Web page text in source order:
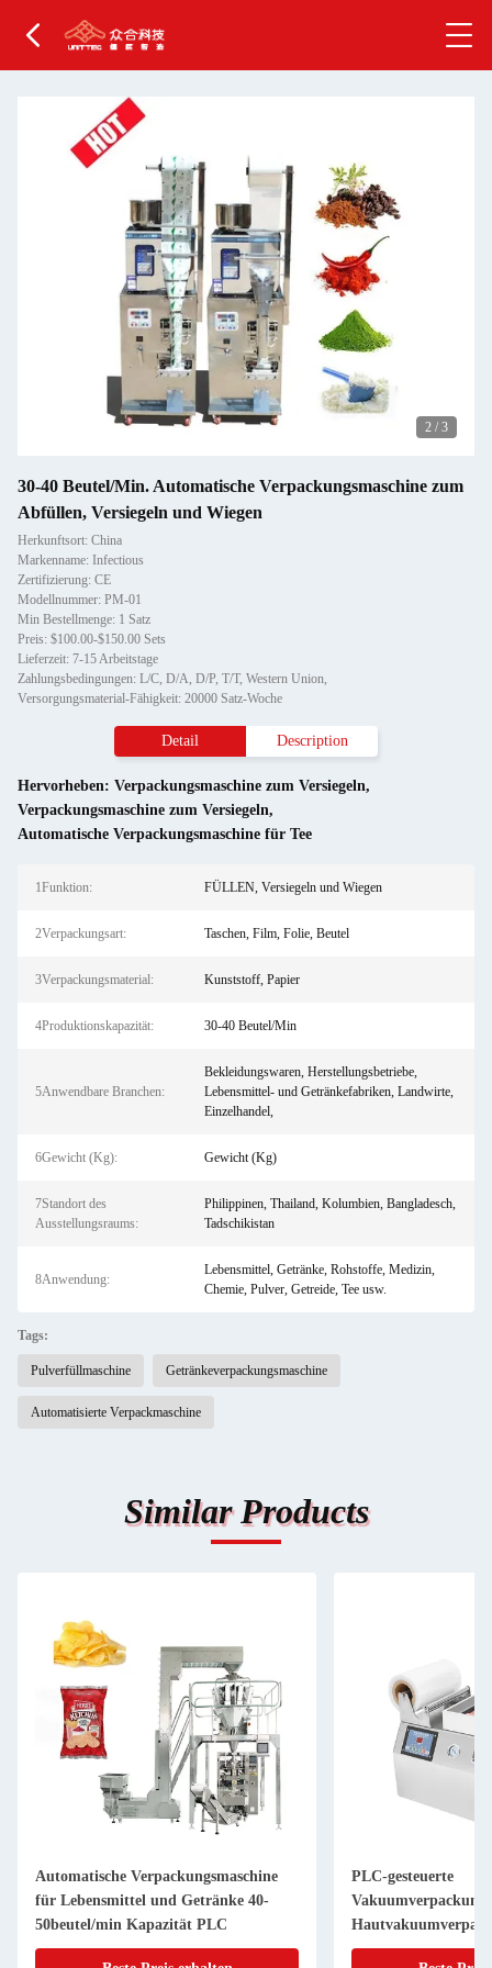
2 / 3
30-40 Beutel/Min. Automatische Verpackungsmaschine zum
Abfüllen, Versiegeln und Wiegen
Herkunftsort: China
Markenname: Infectious
Zertifizierung: CE
Modellnummer: PM-01
Min Bestellmenge: 1 Satz
Preis: $100.00-$150.00 Sets
Lieferzeit: 7-15 Arbeitstage
Zahlungsbedingungen: L/C, D/A, D/P, T/T, Western Union,
Versorgungsmaterial-Fähigkeit: 20000 Satz-Woche
Detail Description
Hervorheben: Verpackungsmaschine zum Versiegeln,
Verpackungsmaschine zum Versiegeln,
Automatische Verpackungsmaschine für Tee
1Funktion: FÜLLEN, Versiegeln und Wiegen
2Verpackungsart: Taschen, Film, Folie, Beutel
3Verpackungsmaterial: Kunststoff, Papier
4Produktionskapazität: 30-40 Beutel/Min
5Anwendbare Branchen:
Bekleidungswaren, Herstellungsbetriebe,
Lebensmittel- und Getränkefabriken, Landwirte,
Einzelhandel,
6Gewicht (Kg): Gewicht (Kg)
7Standort des
Ausstellungsraums:
Philippinen, Thailand, Kolumbien, Bangladesch,
Tadschikistan
8Anwendung:
Lebensmittel, Getränke, Rohstoffe, Medizin,
Chemie, Pulver, Getreide, Tee usw.
Tags:
Pulverfüllmaschine Getränkeverpackungsmaschine
Automatisierte Verpackmaschine
Similar Products
Automatische Verpackungsmaschine
für Lebensmittel und Getränke 40-
50beutel/min Kapazität PLC
PLC-gesteuerte